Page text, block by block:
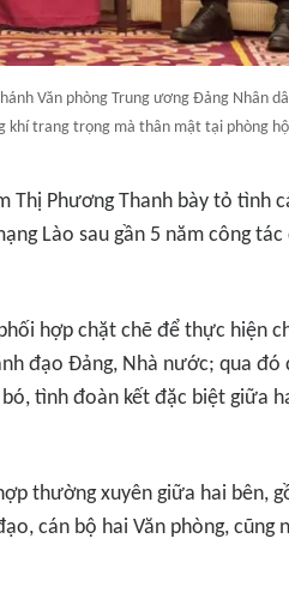
Văn phòng Trung ương Đảng Nhân
khí trang trọng mà thân mật tại phòng
Thị Phương Thanh bày tỏ tình
Lào sau gần 5 năm công tác
hợp chặt chẽ để thực hiện
đạo Đảng, Nhà nước; qua đó
tình đoàn kết đặc biệt giữa
thường xuyên giữa hai bên,
cán bộ hai Văn phòng,